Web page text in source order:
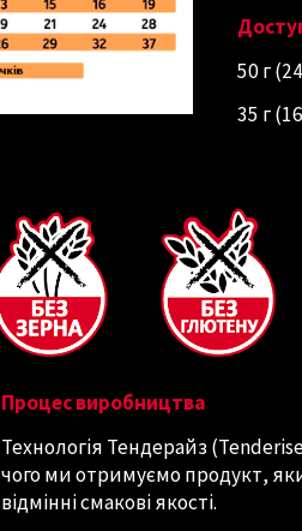
50 г
35 г(16
Процес виробництва
Технологія Тендерайз
чого ми отримуємо продукт,
відмінні смакові якості.